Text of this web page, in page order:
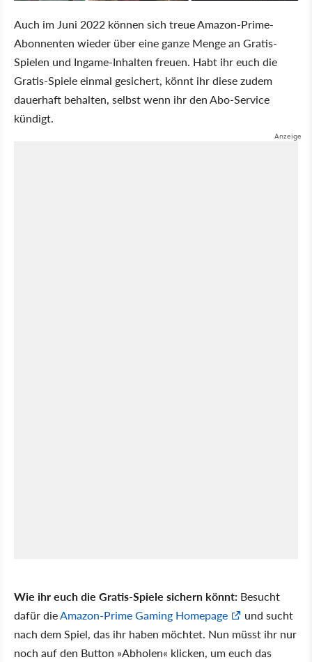
Auch im Juni 2022 können sich treue Amazon-Prime-
Abonnenten wieder über eine ganze Menge an Gratis-
Spielen und Ingame-Inhalten freuen. Habt ihr euch die
Gratis-Spiele einmal gesichert, könnt ihr diese zudem
dauerhaft behalten, selbst wenn ihr den Abo-Service
kündigt.
Wie ihr euch die Gratis-Spiele sichern könnt: Besucht
dafür dieAmazon-Prime Gaming Homepage
und sucht
nach dem Spiel, das ihr haben möchtet. Nun müsst ihr nur
noch auf den Button Abholen klicken, um euch das